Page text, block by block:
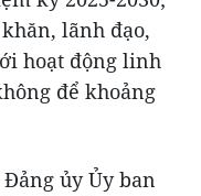
lãnh đạo,
hoạt động linh
để khoảng
ủy Ủy ban